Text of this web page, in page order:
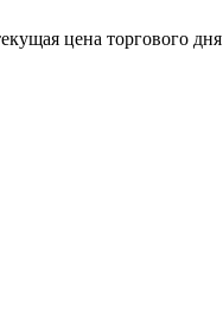
цена торгового дня